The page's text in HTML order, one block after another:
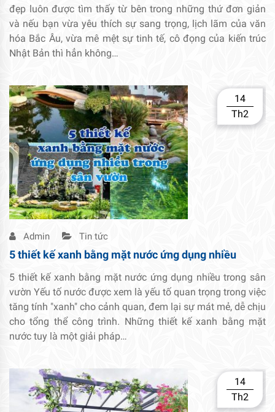
đẹp luôn được tìm thấy từ bên trong những thứ đơn giản
và nếu bạn vừa yêu thích sự sang trọng, lịch lãm của văn
hóa Bắc Âu, vừa mê mệt sự tinh tế, cô đọng của kiến trúc
Nhật Bản thì hẳn không…
14
Th2
Admin Tin tức
5 thiết kế xanh bằng mặt nước ứng dụng nhiều
5 thiết kế xanh bằng mặt nước ứng dụng nhiều trong sân
vườn Yếu tố nước được xem là yếu tố quan trọng trong việc
tăng tính "xanh" cho cảnh quan, đem lại sự mát mẻ, dễ chịu
cho tổng thể công trình. Những thiết kế xanh bằng mặt
nước tuy là một giải pháp…
14
Th2